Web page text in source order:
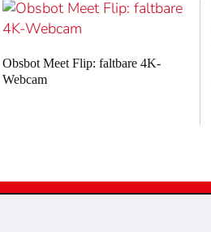
Obsbot Meet Flip: faltbare 4K-
Webcam